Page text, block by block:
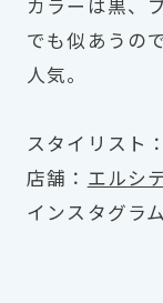
カラーは黒、
でも似あうの
人気。
スタイリスト：
店舗： エルシ
インスタグラ